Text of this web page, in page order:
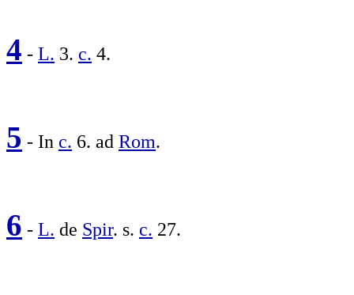
4 - L. 3. c. 4.
5 - In c. 6. ad Rom.
6 - L. de Spir. s. c. 27.